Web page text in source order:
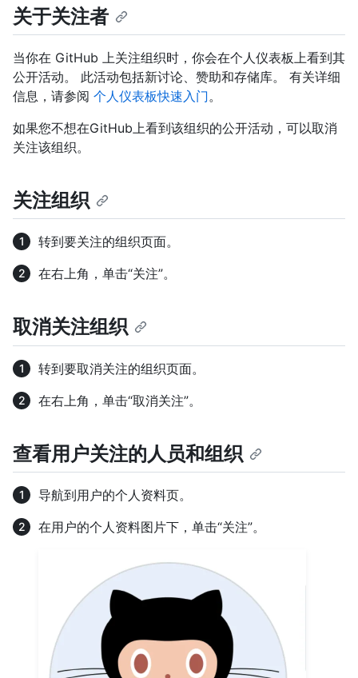
关于关注者
当你在 GitHub 上关注组织时，你会在个人仪表板上看到其
公开活动。 此活动包括新讨论、赞助和存储库。 有关详细
信息，请参阅 个人仪表板快速入门。
如果您不想在GitHub上看到该组织的公开活动，可以取消
关注该组织。
关注组织
转到要关注的组织页面。
在右上角，单击“关注”。
取消关注组织
转到要取消关注的组织页面。
在右上角，单击“取消关注”。
查看用户关注的人员和组织
导航到用户的个人资料页。
在用户的个人资料图片下，单击“关注”。